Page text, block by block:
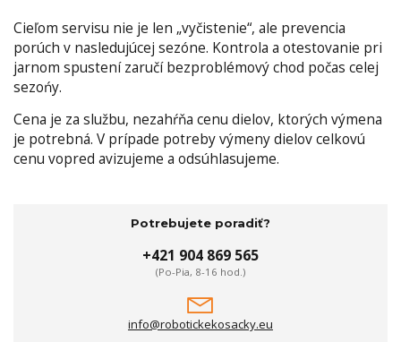
Cieľom servisu nie je len „vyčistenie“, ale prevencia
porúch v nasledujúcej sezóne. Kontrola a otestovanie pri
jarnom spustení zaručí bezproblémový chod počas celej
sezońy.
Cena je za službu, nezahŕňa cenu dielov, ktorých výmena
je potrebná. V prípade potreby výmeny dielov celkovú
cenu vopred avizujeme a odsúhlasujeme.
Potrebujete poradiť?
+421 904 869 565
(Po-Pia, 8-16 hod.)
info@robotickekosacky.eu